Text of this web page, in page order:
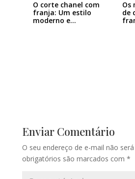
O corte chanel com
franja: Um estilo
moderno e…
Os
de
Enviar Comentário
O seu endereço de e-mail não
obrigatórios são marcados com *